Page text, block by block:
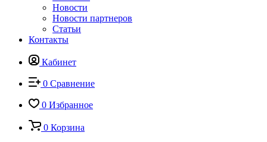
Новости
Новости партнеров
Статьи
Контакты
Кабинет
0 Сравнение
0 Избранное
0 Корзина